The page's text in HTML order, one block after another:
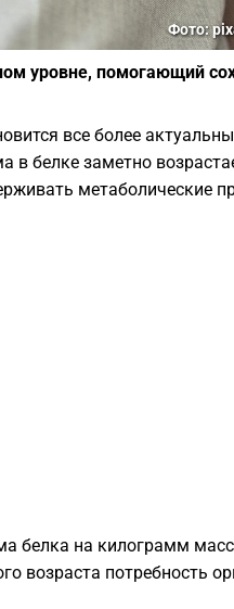
Фото:
уровне, помогающий
все более
в белке заметно
метаболические
белка на килограмм
возраста потребность